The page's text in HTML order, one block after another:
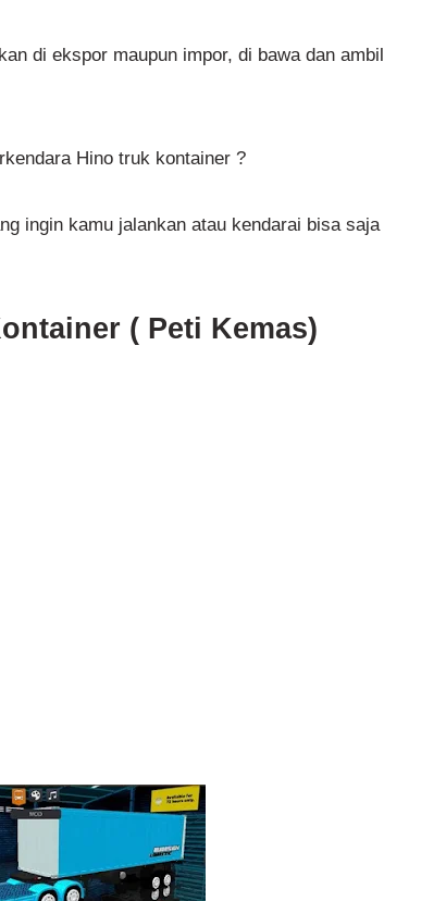
di ekspor maupun impor, di bawa dan ambil
Hino truk kontainer ?
ingin kamu jalankan atau kendarai bisa saja
( Peti Kemas)